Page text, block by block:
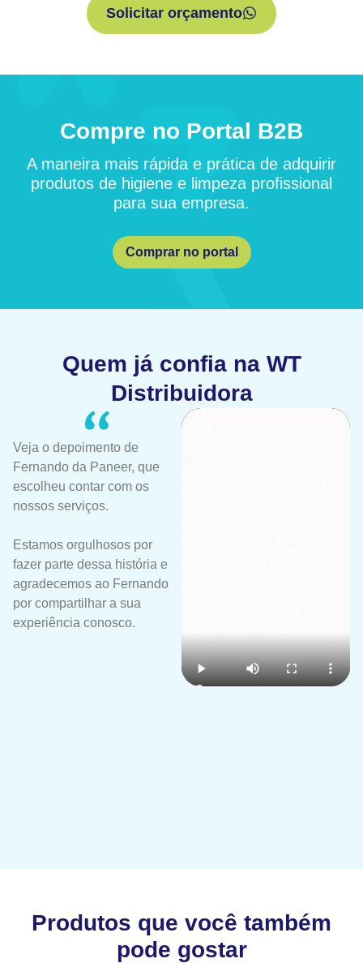
Solicitar orçamento
Compre no Portal B2B
A maneira mais rápida e prática de adquirir
produtos de higiene e limpeza profissional
para sua empresa.
Comprar no portal
Quem já confia na WT
Distribuidora
Veja o depoimento de
Fernando da Paneer, que
escolheu contar com os
nossos serviços.
Estamos orgulhosos por
fazer parte dessa história e
agradecemos ao Fernando
por compartilhar a sua
experiência conosco.
Produtos que você também
pode gostar